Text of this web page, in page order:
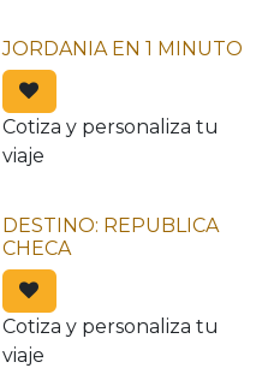
JORDANIA EN 1 MINUTO
Cotiza y personaliza tu
viaje
DESTINO: REPUBLICA
CHECA
Cotiza y personaliza tu
viaje